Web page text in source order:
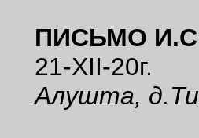
ПИСЬМО
21-XII-20г.
Алушта,